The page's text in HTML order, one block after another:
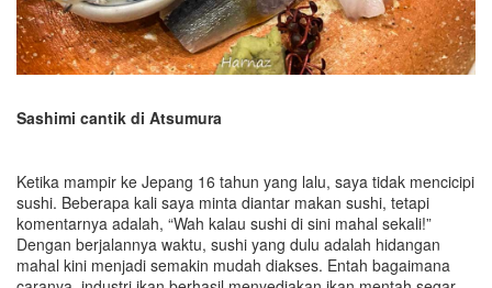
Sashimi cantik di Atsumura
Ketika mampir ke Jepang 16 tahun yang lalu, saya tidak mencicipi
sushi. Beberapa kali saya minta diantar makan sushi, tetapi
komentarnya adalah, “Wah kalau sushi di sini mahal sekali!”
Dengan berjalannya waktu, sushi yang dulu adalah hidangan
mahal kini menjadi semakin mudah diakses. Entah bagaimana